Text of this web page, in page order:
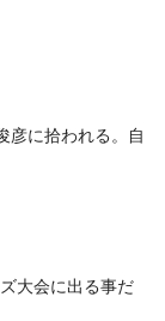
彦に拾われる。自
大会に出る事だ